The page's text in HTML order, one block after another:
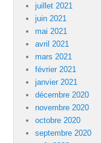
juillet 2021
juin 2021
mai 2021
avril 2021
mars 2021
février 2021
janvier 2021
décembre 2020
novembre 2020
octobre 2020
septembre 2020